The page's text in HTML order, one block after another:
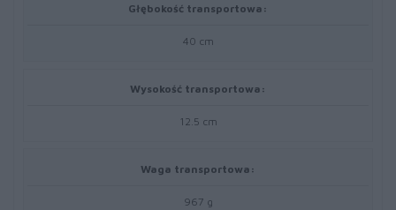
Głębokość transportowa:
40 cm
Wysokość transportowa:
12.5 cm
Waga transportowa:
967 g